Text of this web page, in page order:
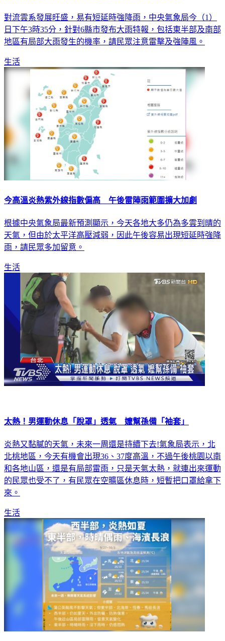
對流雲系發展旺盛，易有短延時強降雨，中央氣象局今（1）
日下午3時35分，針對6縣市發布大雨特報，包括東半部及南部
地區有局部大雨發生的機率，請民眾注意雷擊及強陣風。
生活
今高溫炎熱紫外線指數偏高 午後雷陣雨範圍擴大加劇
根據中央氣象局最新預測顯示，今天各地大多仍為多雲到晴的
天氣，但由於太平洋高壓減弱，因此午後容易出現短延時強降
雨，請民眾多加留意。
生活
太熱！男運動休息「脫罩」透氣 嬤幫孫備「袖套」
炎熱又黏膩的天氣，未來一周還是持續下去!氣象局表示，北
北桃地區，今天有機會出現36、37度高溫，不過午後桃園以南
和各地山區，還是有局部雷雨，只是天氣太熱，就連出來運動
的民眾也受不了，有民眾在空曠區休息時，短暫把口罩給拿下
來。
生活